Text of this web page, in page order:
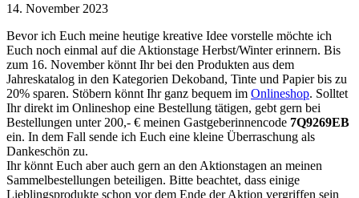
14. November 2023
Bevor ich Euch meine heutige kreative Idee vorstelle möchte ich
Euch noch einmal auf die Aktionstage Herbst/Winter erinnern. Bis
zum 16. November könnt Ihr bei den Produkten aus dem
Jahreskatalog in den Kategorien Dekoband, Tinte und Papier bis zu
20% sparen. Stöbern könnt Ihr ganz bequem im Onlineshop. Solltet
Ihr direkt im Onlineshop eine Bestellung tätigen, gebt gern bei
Bestellungen unter 200,- € meinen Gastgeberinnencode 7Q9269EB
ein. In dem Fall sende ich Euch eine kleine Überraschung als
Dankeschön zu.
Ihr könnt Euch aber auch gern an den Aktionstagen an meinen
Sammelbestellungen beteiligen. Bitte beachtet, dass einige
Lieblingsprodukte schon vor dem Ende der Aktion vergriffen sein